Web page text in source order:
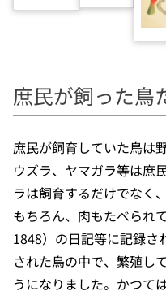
庶民が飼った鳥
庶民が飼育していた鳥は
ウズラ、ヤマガラ等は庶
ラは飼育するだけでなく
もちろん、肉もたべられ
1848）の日記等に記録さ
された鳥の中で、繁殖し
うになりました。かつて